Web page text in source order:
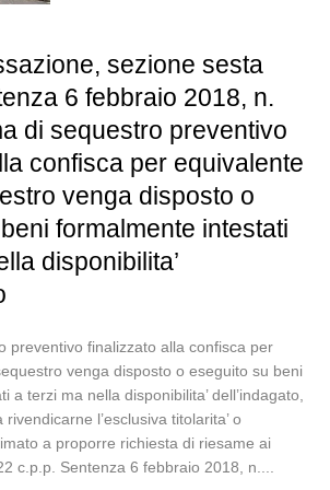
sezione sesta
6 febbraio 2018, n.
di sequestro preventivo
confisca per equivalente
venga disposto o
formalmente intestati
disponibilita’
preventivo finalizzato alla confisca per
venga disposto o eseguito su beni
a terzi ma nella disponibilita’ dell’indagato,
l’esclusiva titolarita’ o
a proporre richiesta di riesame ai
c.p.p. Sentenza 6 febbraio 2018, n....